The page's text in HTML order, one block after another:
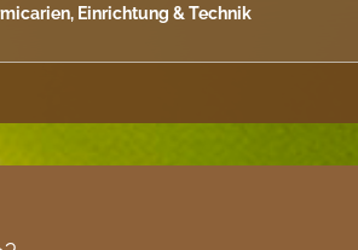
Einrichtung & Technik